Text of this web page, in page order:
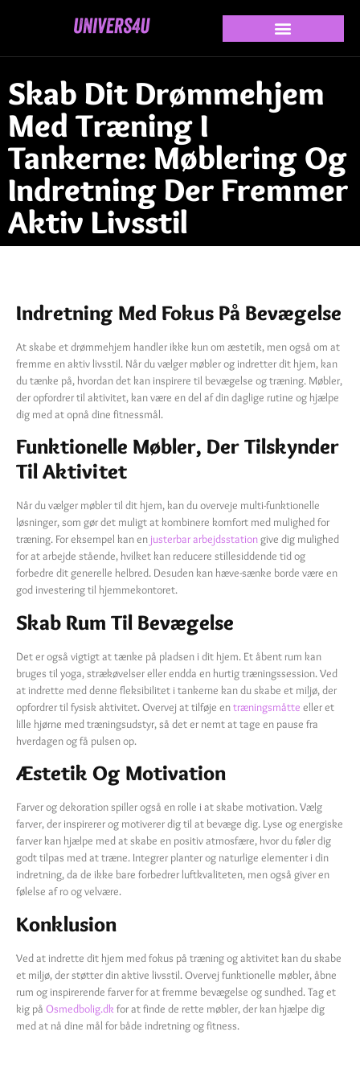
Skab Dit Drømmehjem
Med Træning I
Tankerne: Møblering Og
Indretning Der Fremmer
Aktiv Livsstil
Indretning Med Fokus På Bevægelse
At skabe et drømmehjem handler ikke kun om æstetik, men også om at
fremme en aktiv livsstil. Når du vælger møbler og indretter dit hjem, kan
du tænke på, hvordan det kan inspirere til bevægelse og træning. Møbler,
der opfordrer til aktivitet, kan være en del af din daglige rutine og hjælpe
dig med at opnå dine fitnessmål.
Funktionelle Møbler, Der Tilskynder
Til Aktivitet
Når du vælger møbler til dit hjem, kan du overveje multi-funktionelle
løsninger, som gør det muligt at kombinere komfort med mulighed for
træning. For eksempel kan en justerbar arbejdsstationgive dig mulighed
for at arbejde stående, hvilket kan reducere stillesiddende tid og
forbedre dit generelle helbred. Desuden kan hæve-sænke borde være en
god investering til hjemmekontoret.
Skab Rum Til Bevægelse
Det er også vigtigt at tænke på pladsen i dit hjem. Et åbent rum kan
bruges til yoga, strækøvelser eller endda en hurtig træningssession. Ved
at indrette med denne fleksibilitet i tankerne kan du skabe et miljø, der
opfordrer til fysisk aktivitet. Overvej at tilføje entræningsmåtte eller et
lille hjørne med træningsudstyr, så det er nemt at tage en pause fra
hverdagen og få pulsen op.
Æstetik Og Motivation
Farver og dekoration spiller også en rolle i at skabe motivation. Vælg
farver, der inspirerer og motiverer dig til at bevæge dig. Lyse og energiske
farver kan hjælpe med at skabe en positiv atmosfære, hvor du føler dig
godt tilpas med at træne. Integrer planter og naturlige elementer i din
indretning, da de ikke bare forbedrer luftkvaliteten, men også giver en
følelse af ro og velvære.
Konklusion
Ved at indrette dit hjem med fokus på træning og aktivitet kan du skabe
et miljø, der støtter din aktive livsstil. Overvej funktionelle møbler, åbne
rum og inspirerende farver for at fremme bevægelse og sundhed. Tag et
kig på Osmedbolig.dk for at finde de rette møbler, der kan hjælpe dig
med at nå dine mål for både indretning og fitness.